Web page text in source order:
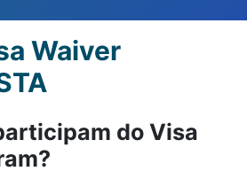
Waiver
do Visa